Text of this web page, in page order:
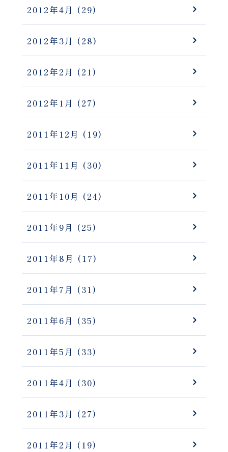
2012年4月 (29)
2012年3月 (28)
2012年2月 (21)
2012年1月 (27)
2011年12月 (19)
2011年11月 (30)
2011年10月 (24)
2011年9月 (25)
2011年8月 (17)
2011年7月 (31)
2011年6月 (35)
2011年5月 (33)
2011年4月 (30)
2011年3月 (27)
2011年2月 (19)